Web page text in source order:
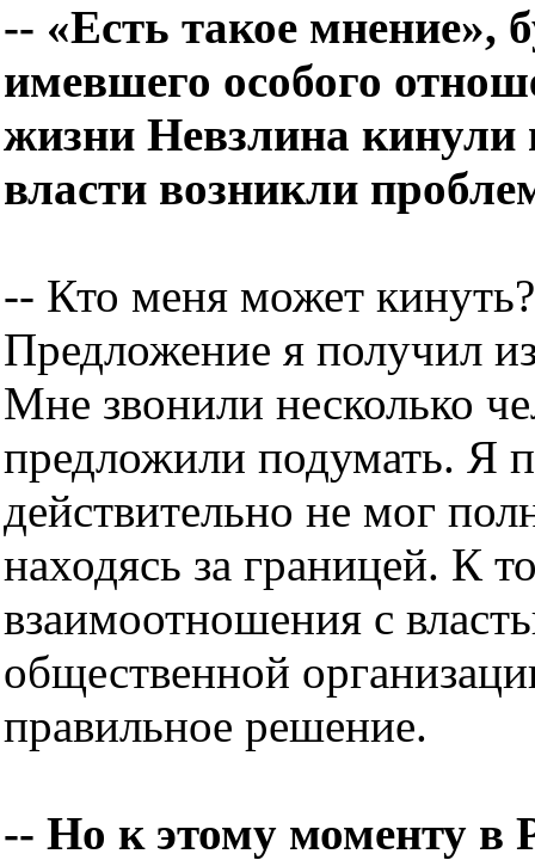
-- «Есть такое мнение»,
имевшего особого
жизни Невзлина кинули
власти возникли
-- Кто меня может
Предложение я получил
Мне звонили несколько
предложили подумать. Я
действительно не мог
находясь за границей. К
взаимоотношения с
общественной
правильное решение.
-- Но к этому моменту в